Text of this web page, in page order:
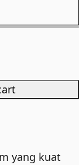
yang kuat